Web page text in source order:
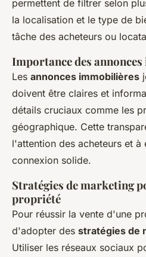
permettent de filtrer selon
la localisation et le type de
tâche des acheteurs ou
Importance des
Les annonces immobilières
doivent être claires et
détails cruciaux comme les
géographique. Cette
l'attention des acheteurs et à
connexion solide.
Stratégies de marketing
propriété
Pour réussir la vente d'une
d'adopter des stratégies de
Utiliser les réseaux sociaux